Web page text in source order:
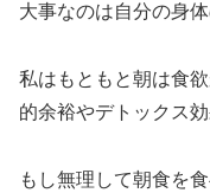
大事なのは自分の身
私はもともと朝は食
的余裕やデトックス
もし無理して朝食を